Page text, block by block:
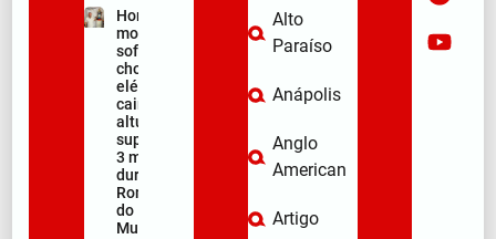
Homem
morre após
sofrer
choque
elétrico e
cair de
altura
superior a
3 metros
durante a
Romaria
do
Muquém
Alto
Paraíso
Anápolis
Anglo
American
Artigo